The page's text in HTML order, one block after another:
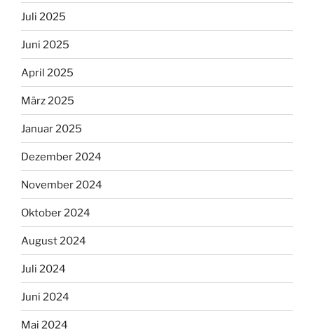
Juli 2025
Juni 2025
April 2025
März 2025
Januar 2025
Dezember 2024
November 2024
Oktober 2024
August 2024
Juli 2024
Juni 2024
Mai 2024